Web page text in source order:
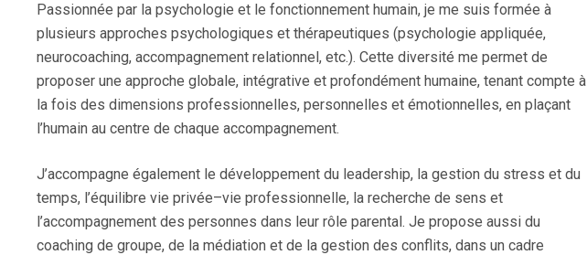
Passionnée par la psychologie et le fonctionnement humain, je me suis formée à
plusieurs approches psychologiques et thérapeutiques (psychologie appliquée,
neurocoaching, accompagnement relationnel, etc.). Cette diversité me permet de
proposer une approche globale, intégrative et profondément humaine, tenant compte à
la fois des dimensions professionnelles, personnelles et émotionnelles, en plaçant
l’humain au centre de chaque accompagnement.
J’accompagne également le développement du leadership, la gestion du stress et du
temps, l’équilibre vie privée–vie professionnelle, la recherche de sens et
l’accompagnement des personnes dans leur rôle parental. Je propose aussi du
coaching de groupe, de la médiation et de la gestion des conflits, dans un cadre